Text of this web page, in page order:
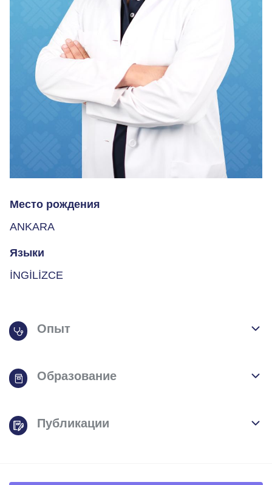
Место рождения
ANKARA
Языки
İNGİLİZCE
Опыт
Образование
Публикации